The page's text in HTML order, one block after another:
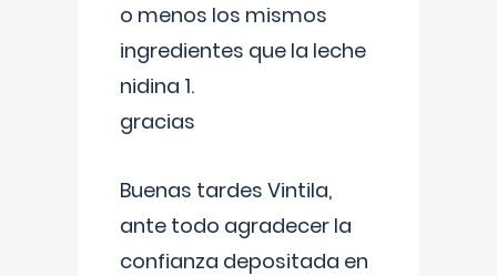
o menos los mismos
ingredientes que la leche
nidina 1.
gracias
Buenas tardes Vintila,
ante todo agradecer la
confianza depositada en